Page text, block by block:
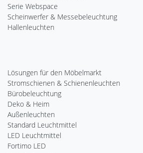
Serie Webspace
Scheinwerfer & Messebeleuchtung
Hallenleuchten
Lösungen für den Möbelmarkt
Stromschienen & Schienenleuchten
Bürobeleuchtung
Deko & Heim
Außenleuchten
Standard Leuchtmittel
LED Leuchtmittel
Fortimo LED